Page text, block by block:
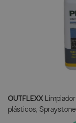
OUTFLEXX
plásticos,